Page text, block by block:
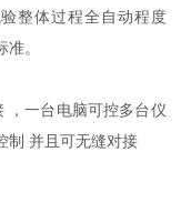
整体过程全自动程度
。
一台电脑可控多台仪
制 并且可无缝对接